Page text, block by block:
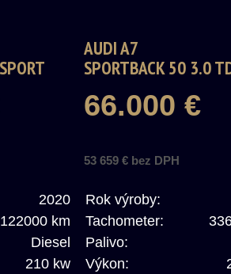
2020
122000 km
Diesel
210 kw
AUDI A7
SPORTBACK 50 3.0
66.000 €
53 659 € bez DPH
Rok výroby:
Tachometer:
Palivo:
Výkon: